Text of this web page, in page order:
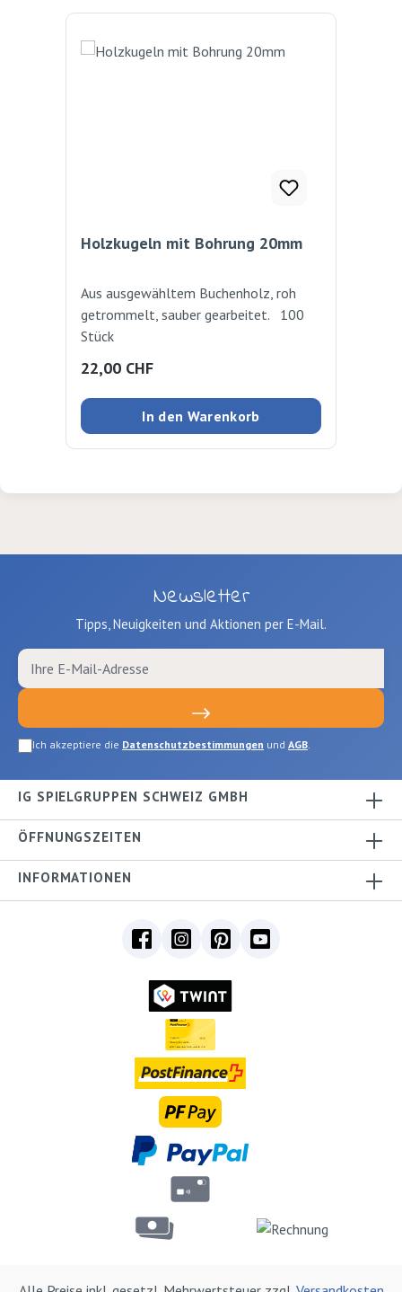
Holzkugeln mit Bohrung 20mm
Aus ausgewähltem Buchenholz, roh
getrommelt, sauber gearbeitet. 100
Stück
Regulärer Preis:
22,00 CHF
In den Warenkorb
Newsletter
Tipps, Neuigkeiten und Aktionen per E-Mail.
Ich akzeptiere die Datenschutzbestimmungen und AGB.
IG SPIELGRUPPEN SCHWEIZ GMBH
ÖFFNUNGSZEITEN
INFORMATIONEN